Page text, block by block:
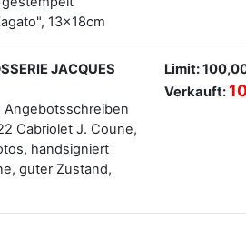
13x18cm
JACQUES
Angebotsschreiben
Cabriolet J. Coune,
handsigniert
guter Zustand,
Limit:
Verkauft: